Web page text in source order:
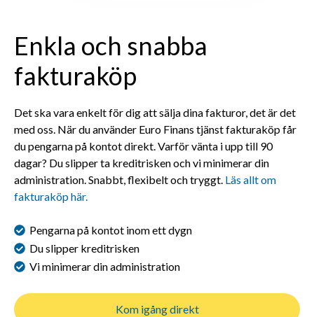
Enkla och snabba
fakturaköp
Det ska vara enkelt för dig att sälja dina fakturor, det är det
med oss. När du använder Euro Finans tjänst fakturaköp får
du pengarna på kontot direkt. Varför vänta i upp till 90
dagar? Du slipper ta kreditrisken och vi minimerar din
administration. Snabbt, flexibelt och tryggt. Läs allt om
fakturaköp här.
Pengarna på kontot inom ett dygn
Du slipper kreditrisken
Vi minimerar din administration
Kom igång direkt